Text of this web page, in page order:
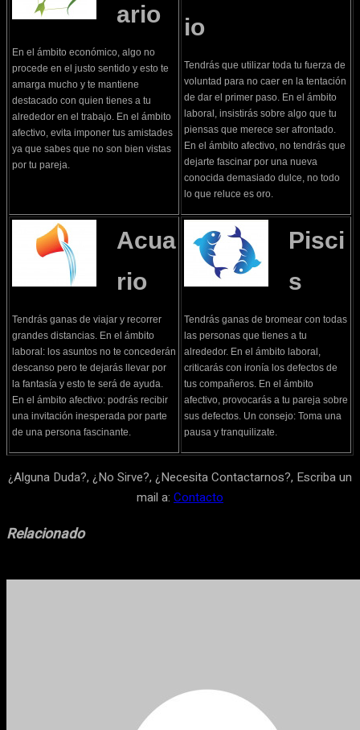
ario
En el ámbito económico, algo no
procede en el justo sentido y esto te
amarga mucho y te mantiene
destacado con quien tienes a tu
alrededor en el trabajo. En el ámbito
afectivo, evita imponer tus amistades
ya que sabes que no son bien vistas
por tu pareja.
io
Tendrás que utilizar toda tu fuerza de
voluntad para no caer en la tentación
de dar el primer paso. En el ámbito
laboral, insistirás sobre algo que tu
piensas que merece ser afrontado.
En el ámbito afectivo, no tendrás que
dejarte fascinar por una nueva
conocida demasiado dulce, no todo
lo que reluce es oro.
Acua
rio
Tendrás ganas de viajar y recorrer
grandes distancias. En el ámbito
laboral: los asuntos no te concederán
descanso pero te dejarás llevar por
la fantasía y esto te será de ayuda.
En el ámbito afectivo: podrás recibir
una invitación inesperada por parte
de una persona fascinante.
Pisci
s
Tendrás ganas de bromear con todas
las personas que tienes a tu
alrededor. En el ámbito laboral,
criticarás con ironía los defectos de
tus compañeros. En el ámbito
afectivo, provocarás a tu pareja sobre
sus defectos. Un consejo: Toma una
pausa y tranquilizate.
¿Alguna Duda?, ¿No Sirve?, ¿Necesita Contactarnos?, Escriba un
mail a: Contacto
Relacionado